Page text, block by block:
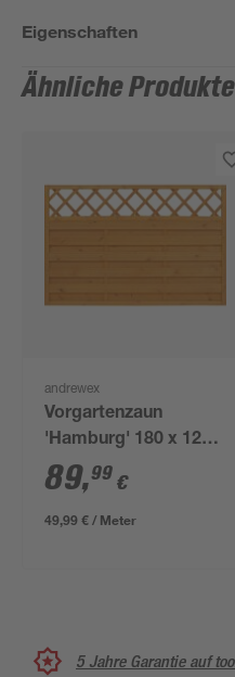
Eigenschaften
Ähnliche Produkte
andrewex
Vorgartenzaun
'Hamburg' 180 x 120
cm Kiefer pinie
89,99 €
49,99 € / Meter
5 Jahre Garantie auf